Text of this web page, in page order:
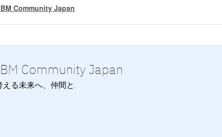
Community Japan
Community Japan
える未来へ、仲間と.